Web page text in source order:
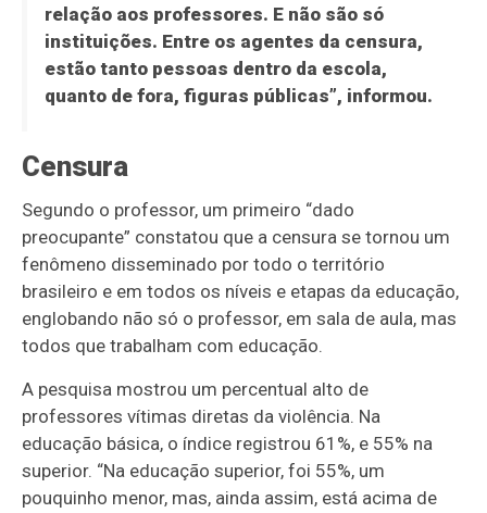
relação aos professores. E não são só
instituições. Entre os agentes da censura,
estão tanto pessoas dentro da escola,
quanto de fora, figuras públicas”, informou.
Censura
Segundo o professor, um primeiro “dado
preocupante” constatou que a censura se tornou um
fenômeno disseminado por todo o território
brasileiro e em todos os níveis e etapas da educação,
englobando não só o professor, em sala de aula, mas
todos que trabalham com educação.
A pesquisa mostrou um percentual alto de
professores vítimas diretas da violência. Na
educação básica, o índice registrou 61%, e 55% na
superior. “Na educação superior, foi 55%, um
pouquinho menor, mas, ainda assim, está acima de